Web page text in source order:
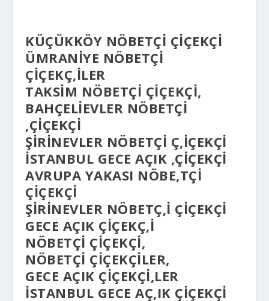
KÜÇÜKKÖY NÖBETÇI ÇIÇEKÇI
ÜMRANIYE NÖBETÇI
ÇIÇEKÇ,ILER
TAKSIM NÖBETÇI ÇIÇEKÇI,
BAHÇELIEVLER NÖBETÇI
,ÇIÇEKÇI
ŞIRINEVLER NÖBETÇI Ç,IÇEKÇI
ISTANBUL GECE AÇIK ,ÇIÇEKÇI
AVRUPA YAKASI NÖBE,TÇI
ÇIÇEKÇI
ŞIRINEVLER NÖBETÇ,I ÇIÇEKÇI
GECE AÇIK ÇIÇEKÇ,I
NÖBETÇI ÇIÇEKÇI,
NÖBETÇI ÇIÇEKÇILER,
GECE AÇIK ÇIÇEKÇI,LER
ISTANBUL GECE AÇ,IK ÇIÇEKÇI